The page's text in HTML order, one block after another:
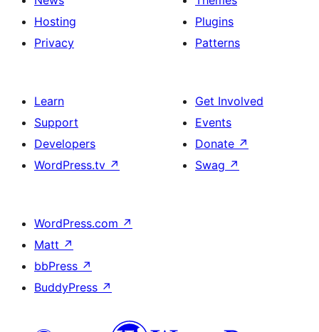
Hosting
Privacy
Plugins
Patterns
Learn
Support
Developers
WordPress.tv ↗
Get Involved
Events
Donate ↗
Swag ↗
WordPress.com ↗
Matt ↗
bbPress ↗
BuddyPress ↗